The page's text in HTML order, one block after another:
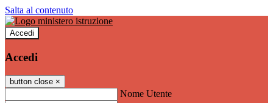
Salta al contenuto
Accedi
Accedi
button close ×
Nome Utente